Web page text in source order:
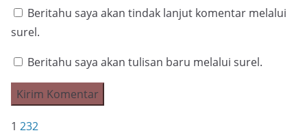
Beritahu saya akan tindak lanjut komentar melalui
surel.
Beritahu saya akan tulisan baru melalui surel.
1 232